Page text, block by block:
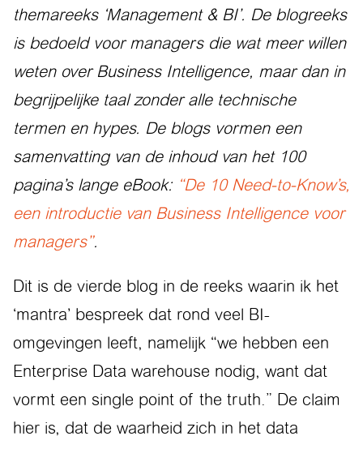
themareeks ‘Management & BI’. De blogreeks
is bedoeld voor managers die wat meer willen
weten over Business Intelligence, maar dan in
begrijpelijke taal zonder alle technische
termen en hypes. De blogs vormen een
samenvatting van de inhoud van het 100
pagina’s lange eBook: “De 10 Need-to-Know’s,
een introductie van Business Intelligence voor
managers”.
Dit is de vierde blog in de reeks waarin ik het
‘mantra’ bespreek dat rond veel BI-
omgevingen leeft, namelijk “we hebben een
Enterprise Data warehouse nodig, want dat
vormt een single point of the truth.” De claim
hier is, dat de waarheid zich in het data